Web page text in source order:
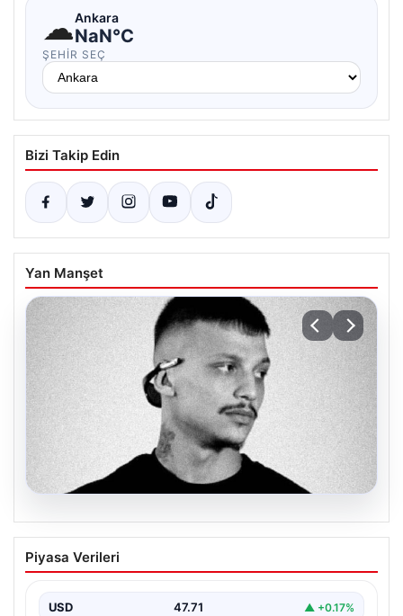
☁Ankara
NaN°C
ŞEHIR SEÇ
Bizi Takip Edin
Yan Manşet
06.08.2026
Klibinde silah kullanan rapçi Yuşa
Keskin ile 3 şüpheli adli kontrol ile
Piyasa Verileri
USD 47.71 ▲ +0.17%